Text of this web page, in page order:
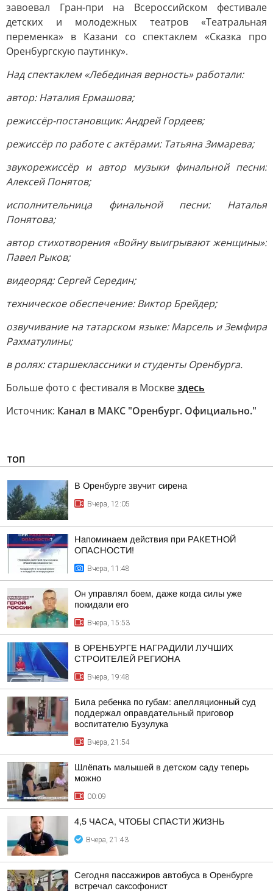
завоевал Гран-при на Всероссийском фестивале
детских и молодежных театров «Театральная
переменка» в Казани со спектаклем «Сказка про
Оренбургскую паутинку».
Над спектаклем «Лебединая верность» работали:
автор: Наталия Ермашова;
режиссёр-постановщик: Андрей Гордеев;
режиссёр по работе с актёрами: Татьяна Зимарева;
звукорежиссёр и автор музыки финальной песни:
Алексей Понятов;
исполнительница финальной песни: Наталья
Понятова;
автор стихотворения «Войну выигрывают женщины»:
Павел Рыков;
видеоряд: Сергей Середин;
техническое обеспечение: Виктор Брейдер;
озвучивание на татарском языке: Марсель и Земфира
Рахматулины;
в ролях: старшеклассники и студенты Оренбурга.
Больше фото с фестиваля в Москвездесь
Источник: Канал в МАКС "Оренбург. Официально."
ТОП
В Оренбурге звучит сирена
Вчера, 12:05
Напоминаем действия при РАКЕТНОЙ
ОПАСНОСТИ!
Вчера, 11:48
Он управлял боем, даже когда силы уже
покидали его
Вчера, 15:53
В ОРЕНБУРГЕ НАГРАДИЛИ ЛУЧШИХ
СТРОИТЕЛЕЙ РЕГИОНА
Вчера, 19:48
Била ребенка по губам: апелляционный суд
поддержал оправдательный приговор
воспитателю Бузулука
Вчера, 21:54
Шлёпать малышей в детском саду теперь
можно
00:09
4,5 ЧАСА, ЧТОБЫ СПАСТИ ЖИЗНЬ
Вчера, 21:43
Сегодня пассажиров автобуса в Оренбурге
встречал саксофонист